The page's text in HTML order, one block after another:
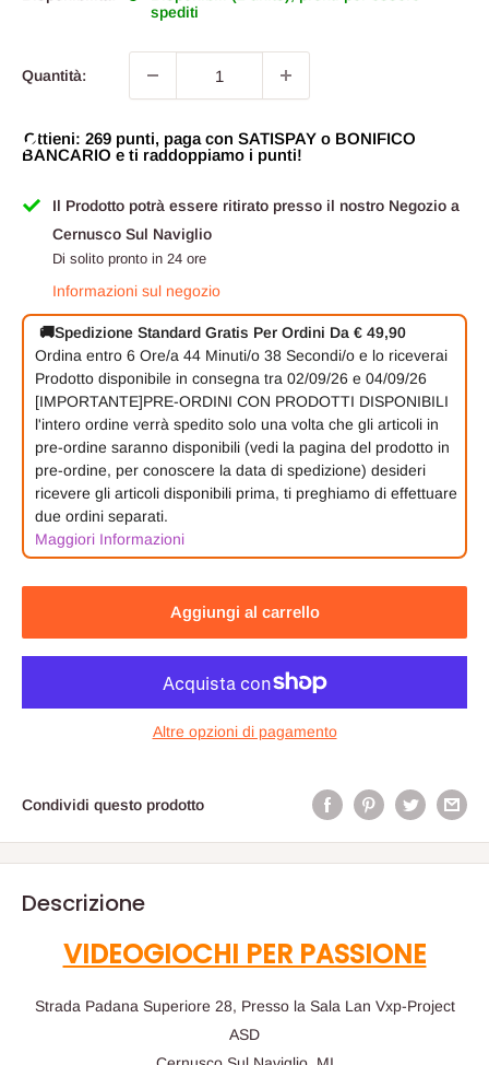
spediti
Quantità:
Ottieni: 269 punti, paga con SATISPAY o BONIFICO
BANCARIO e ti raddoppiamo i punti!
Il Prodotto potrà essere ritirato presso il nostro Negozio a
Cernusco Sul Naviglio
Di solito pronto in 24 ore
Informazioni sul negozio
🚚Spedizione Standard Gratis Per Ordini Da € 49,90
Ordina entro 6 Ore/a 44 Minuti/o 38 Secondi/o e lo riceverai
Prodotto disponibile in consegna tra 02/09/26 e 04/09/26
[IMPORTANTE]PRE-ORDINI CON PRODOTTI DISPONIBILI
l'intero ordine verrà spedito solo una volta che gli articoli in
pre-ordine saranno disponibili (vedi la pagina del prodotto in
pre-ordine, per conoscere la data di spedizione) desideri
ricevere gli articoli disponibili prima, ti preghiamo di effettuare
due ordini separati.
Maggiori Informazioni
Aggiungi al carrello
Altre opzioni di pagamento
Condividi questo prodotto
Descrizione
VIDEOGIOCHI PER PASSIONE
Strada Padana Superiore 28, Presso la Sala Lan Vxp-Project
ASD